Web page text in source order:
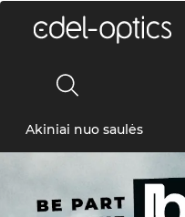
Akiniai nuo saulės